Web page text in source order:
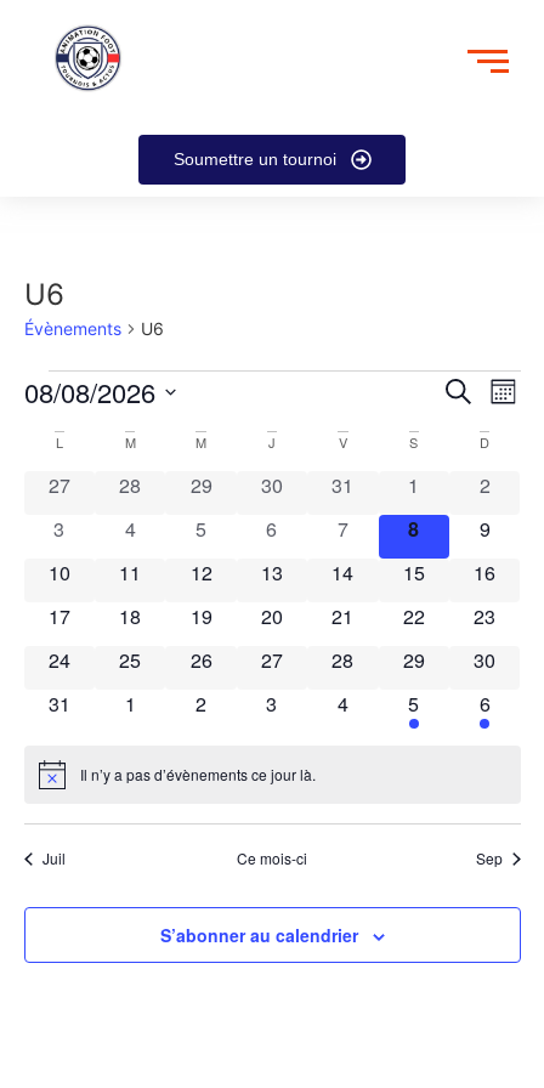
Soumettre un tournoi
U6
Évènements U6
de
vues
Recherche
Mois
08/08/2026
uneCalendrier
de
Évènements
L M M J V S D
0 évènements
27 0 évènements
28 0 évènements
29 0 évènements
30 0 évènements
31 0 évènements
1 0
2
0 évènements
3 0 évènements
4 0 évènements
5 0 évènements
6 0 évènements
7 0 évènements
8 0
9
0 évènements
10 0 évènements
11 0 évènements
12 0 évènements
13 0 évènements
14 0 évènements
15 0
16
0 évènements
17 0 évènements
18 0 évènements
19 0 évènements
20 0 évènements
21 0 évènements
22 0
23
0 évènements
24 0 évènements
25 0 évènements
26 0 évènements
27 0 évènements
28 0 évènements
29 0
30
0 évènements
31 0 évènements
1 0 évènements
2 0 évènements
3 0 évènements
4 1 évènement
5 1
6
Notice Il n’y a pas d’évènements ce jour là.
Juil Ce mois-ci Sep
S’abonner au calendrier